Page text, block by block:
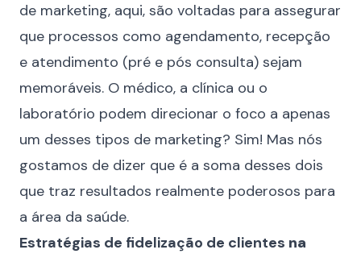
de marketing, aqui, são voltadas para assegurar
que processos como agendamento, recepção
e atendimento (pré e pós consulta) sejam
memoráveis. O médico, a clínica ou o
laboratório podem direcionar o foco a apenas
um desses tipos de marketing? Sim! Mas nós
gostamos de dizer que é a soma desses dois
que traz resultados realmente poderosos para
a área da saúde.
Estratégias de fidelização de clientes na